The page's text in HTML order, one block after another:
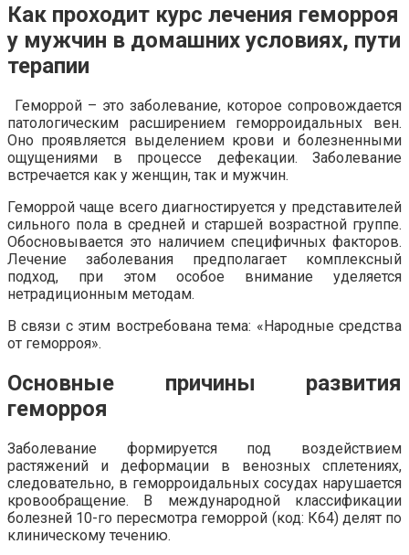
Как проходит курс лечения геморроя
у мужчин в домашних условиях, пути
терапии
Геморрой – это заболевание, которое сопровождается
патологическим расширением геморроидальных вен.
Оно проявляется выделением крови и болезненными
ощущениями в процессе дефекации. Заболевание
встречается как у женщин, так и мужчин.
Геморрой чаще всего диагностируется у представителей
сильного пола в средней и старшей возрастной группе.
Обосновывается это наличием специфичных факторов.
Лечение заболевания предполагает комплексный
подход, при этом особое внимание уделяется
нетрадиционным методам.
В связи с этим востребована тема: «Народные средства
от геморроя».
Основные причины развития
геморроя
Заболевание формируется под воздействием
растяжений и деформации в венозных сплетениях,
следовательно, в геморроидальных сосудах нарушается
кровообращение. В международной классификации
болезней 10-го пересмотра геморрой (код: К64) делят по
клиническому течению.